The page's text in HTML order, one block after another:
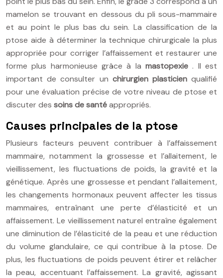
mamelon se trouvant en dessous du pli sous-mammaire
et au point le plus bas du sein. La classification de la
ptose aide à déterminer la technique chirurgicale la plus
appropriée pour corriger l’affaissement et restaurer une
forme plus harmonieuse grâce à la mastopexie . Il est
important de consulter un chirurgien plasticienqualifié
pour une évaluation précise de votre niveau de ptose et
discuter des soins de santéappropriés.
Causes principales de la ptose
Plusieurs facteurs peuvent contribuer à l’affaissement
mammaire, notamment la grossesse et l’allaitement, le
vieillissement, les fluctuations de poids, la gravité et la
génétique. Après une grossesse et pendant l’allaitement,
les changements hormonaux peuvent affecter les tissus
mammaires, entraînant une perte d’élasticité et un
affaissement. Le vieillissement naturel entraîne également
une diminution de l’élasticité de la peau et une réduction
du volume glandulaire, ce qui contribue à la ptose. De
plus, les fluctuations de poids peuvent étirer et relâcher
la peau, accentuant l’affaissement. La gravité, agissant